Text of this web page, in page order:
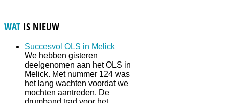
WAT IS NIEUW
Succesvol OLS in Melick
We hebben gisteren
deelgenomen aan het OLS in
Melick. Met nummer 124 was
het lang wachten voordat we
mochten aantreden. De